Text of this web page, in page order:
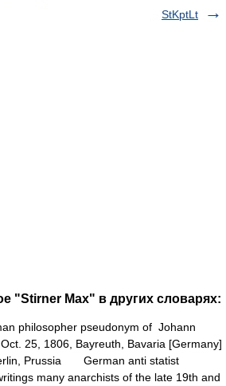
StKptLt
"Stirner Max" в других словарях:
philosopher pseudonym of Johann
25, 1806, Bayreuth, Bavaria [Germany]
Prussia German anti statist
many anarchists of the late 19th and